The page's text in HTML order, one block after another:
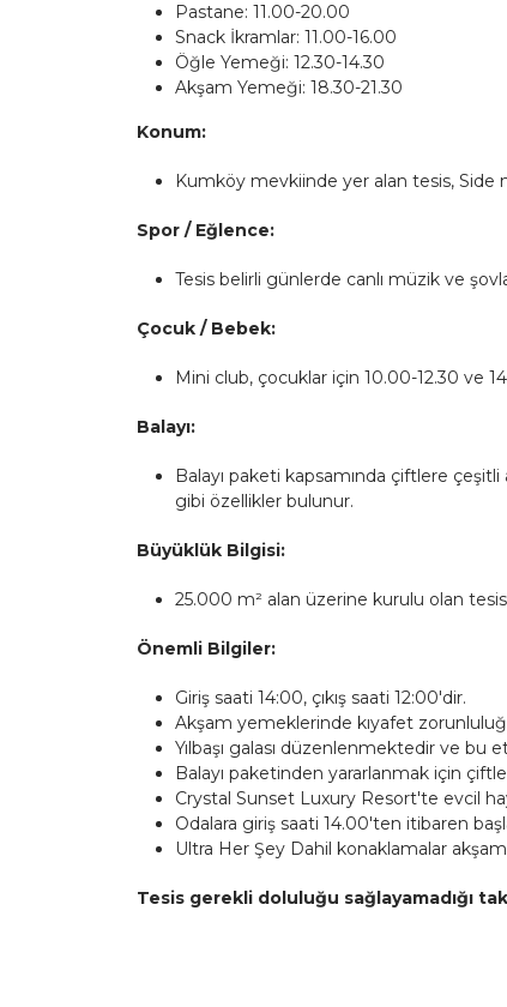
Pastane: 11.00-20.00
Snack İkramlar: 11.00-16.00
Öğle Yemeği: 12.30-14.30
Akşam Yemeği: 18.30-21.30
Konum:
Kumköy mevkiinde yer alan tesis,
Spor / Eğlence:
Tesis belirli günlerde canlı müzik ve
Çocuk / Bebek:
Mini club, çocuklar için 10.00-12.30 ve
Balayı:
Balayı paketi kapsamında çiftlere
gibi özellikler bulunur.
Büyüklük Bilgisi:
25.000 m² alan üzerine kurulu olan
Önemli Bilgiler:
Giriş saati 14:00, çıkış saati 12:00'dir.
Akşam yemeklerinde kıyafet
Yılbaşı galası düzenlenmektedir ve bu
Balayı paketinden yararlanmak için
Crystal Sunset Luxury Resort'te evcil
Odalara giriş saati 14.00'ten itibaren
Ultra Her Şey Dahil konaklamalar
Tesis gerekli doluluğu sağlayamadığı